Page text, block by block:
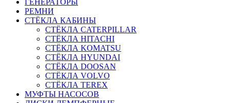
РЕМНИ
СТЁКЛА КАБИНЫ
СТЁКЛА CATERPILLAR
СТЁКЛА HITACHI
СТЁКЛА KOMATSU
СТЁКЛА HYUNDAI
СТЁКЛА DOOSAN
СТЁКЛА VOLVO
СТЁКЛА TEREX
МУФТЫ НАСОСОВ